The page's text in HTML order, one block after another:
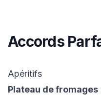
Accords
Apéritifs
Plateau de fromages